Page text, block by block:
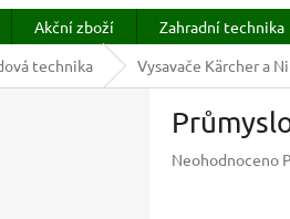
Akční zboží Zahradní technika
technika Vysavače Kärcher a
Průměrné
Neohodnoceno